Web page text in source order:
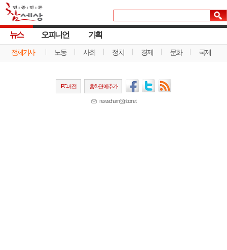
뉴스
전체기사 노동 사회 정치 경제 문화 국제
오피니언 기획
PC버전 홈화면에추가
newscham@jinbo.net